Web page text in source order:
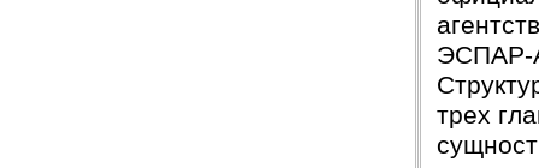
ЭСПАР-
трех